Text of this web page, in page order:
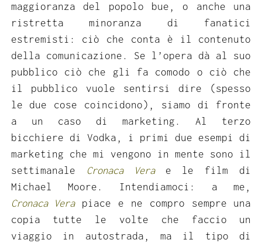
maggioranza del popolo bue, o anche una
ristretta minoranza di fanatici
estremisti: ciò che conta è il contenuto
della comunicazione. Se l’opera dà al suo
pubblico ciò che gli fa comodo o ciò che
il pubblico vuole sentirsi dire (spesso
le due cose coincidono), siamo di fronte
a un caso di marketing. Al terzo
bicchiere di Vodka, i primi due esempi di
marketing che mi vengono in mente sono il
settimanale
Cronaca Vera e le film di
Michael Moore. Intendiamoci: a me,
Cronaca Verapiace e ne compro sempre una
copia tutte le volte che faccio un
viaggio in autostrada, ma il tipo di